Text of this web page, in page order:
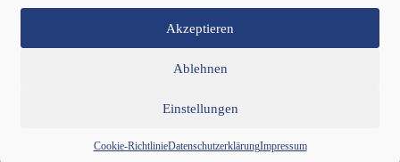
Akzeptieren
Ablehnen
Einstellungen
Cookie-RichtlinieDatenschutzerklärungImpressum
IBAN: DE26 3705 0198 1935 7729 78
Kontakt
Cookie-Richtlinie (EU)
Copyright © 2026 Basisdemokratische Partei Deutschland ·